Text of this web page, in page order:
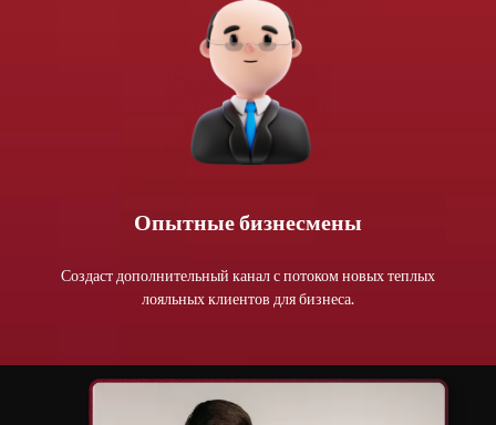
Опытные бизнесмены
Создаст дополнительный канал с потоком новых теплых
лояльных клиентов для бизнеса.